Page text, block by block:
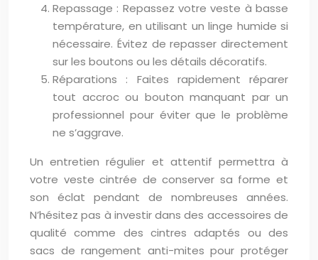
Repassage : Repassez votre veste à basse
température, en utilisant un linge humide si
nécessaire. Évitez de repasser directement
sur les boutons ou les détails décoratifs.
Réparations : Faites rapidement réparer
tout accroc ou bouton manquant par un
professionnel pour éviter que le problème
ne s’aggrave.
Un entretien régulier et attentif permettra à
votre veste cintrée de conserver sa forme et
son éclat pendant de nombreuses années.
N’hésitez pas à investir dans des accessoires de
qualité comme des cintres adaptés ou des
sacs de rangement anti-mites pour protéger